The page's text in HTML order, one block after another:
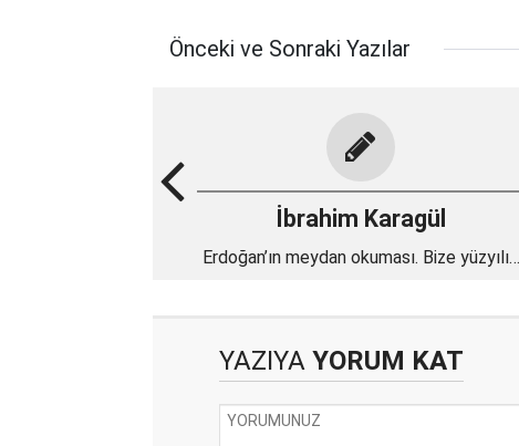
Önceki ve Sonraki Yazılar
İbrahim Karagül
Erdoğan’ın meydan okuması. Bize yüzyılın
YAZIYA YORUM KAT